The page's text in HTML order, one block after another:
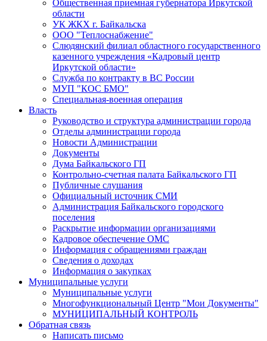
Общественная приемная губернатора Иркутской
области
УК ЖКХ г. Байкальска
ООО "Теплоснабжение"
Слюдянский филиал областного государственного
казенного учреждения «Кадровый центр
Иркутской области»
Служба по контракту в ВС России
МУП "КОС БМО"
Специальная-военная операция
Власть
Руководство и структура администрации города
Отделы администрации города
Новости Администрации
Документы
Дума Байкальского ГП
Контрольно-счетная палата Байкальского ГП
Публичные слушания
Официальный источник СМИ
Администрация Байкальского городского
поселения
Раскрытие информации организациями
Кадровое обеспечение ОМС
Информация с обращениями граждан
Сведения о доходах
Информация о закупках
Муниципальные услуги
Муниципальные услуги
Многофункциональный Центр "Мои Документы"
МУНИЦИПАЛЬНЫЙ КОНТРОЛЬ
Обратная связь
Написать письмо